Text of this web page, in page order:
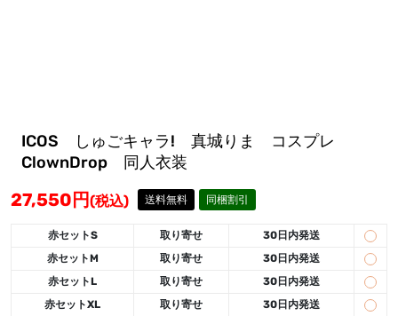
ICOS しゅごキャラ! 真城りま コスプレ
ClownDrop 同人衣装
27,550 円(税込) 送料無料 同梱割引
赤セットS 取り寄せ
30日内発送
赤セットM
取り寄せ
30日内発送
赤セットL
取り寄せ
30日内発送
赤セットXL
取り寄せ
30日内発送